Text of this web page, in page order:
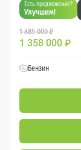
Есть предложение?
Улучшим!
1 885 000 ₽
1 358 000 ₽
Бензин